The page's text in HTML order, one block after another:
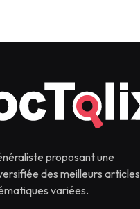
proposant une
des meilleurs articles
variées.